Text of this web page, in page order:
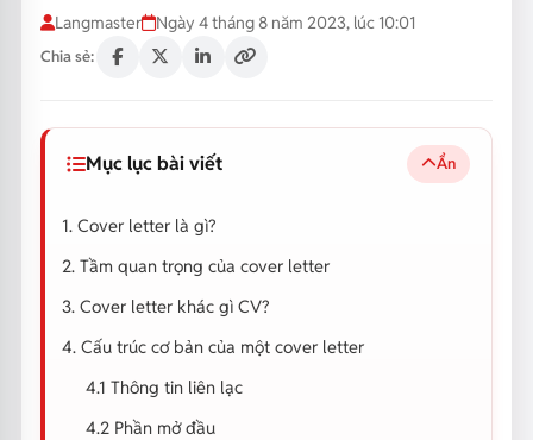
Langmaster Ngày 4 tháng 8 năm 2023, lúc 10:01
Chia sẻ:
Mục lục bài viết Ẩn
1. Cover letter là gì?
2. Tầm quan trọng của cover letter
3. Cover letter khác gì CV?
4. Cấu trúc cơ bản của một cover letter
4.1 Thông tin liên lạc
4.2 Phần mở đầu